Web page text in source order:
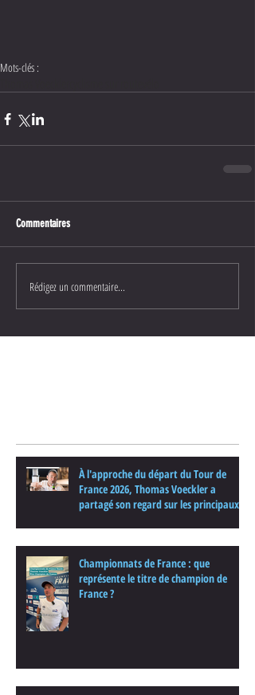
Mots-clés :
Commentaires
Rédigez un commentaire...
À l'approche du départ du Tour de
France 2026, Thomas Voeckler a
partagé son regard sur les principaux
Championnats de France : que
représente le titre de champion de
France ?